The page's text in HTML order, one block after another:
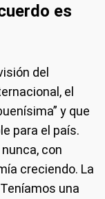
es
del
el
y que
para el país.
con
creciendo. La
una